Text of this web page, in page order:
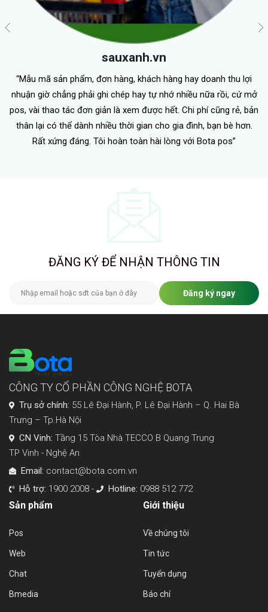
sauxanh.vn
“Mẫu mã sản phẩm, đơn hàng, khách hàng hay doanh thu lợi
nhuận giờ chẳng phải ghi chép hay tự nhớ nhiều nữa rồi, cứ mở
pos, vài thao tác đơn giản là xem được hết. Chi phí cũng rẻ, bản
thân lại có thể dành nhiều thời gian cho gia đình, bạn bè hơn.
Rất xứng đáng. Tôi hoàn toàn hài lòng với Bota pos”
ĐĂNG KÝ ĐỂ NHẬN THÔNG TIN
Đăng ký ngay
CÔNG TY CỔ PHẦN CÔNG NGHỆ BOTA
Trụ sở chính: 55 Lê Đại Hành, P. Lê Đại Hành – Q. Hai Bà
Trưng – Tp.Hà Nội
CN Vinh: Tầng 15 Tòa Nhà TECCO B Quang Trung
TP Vinh - Nghệ An
Email: contact@bota.com.vn
Hỗ trợ: 1900 2008 - Hotline: 0988 512 772
Sản phẩm
Pos
Web
Chat
Bmedia
Giới thiệu
Về chúng tôi
Tin tức
Tuyển dụng
Báo chí